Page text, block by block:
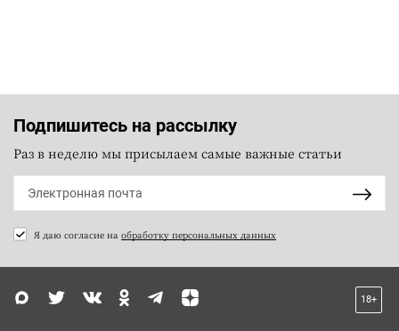
Подпишитесь на рассылку
Раз в неделю мы присылаем самые важные статьи
Я даю согласие на обработку персональных данных
18+